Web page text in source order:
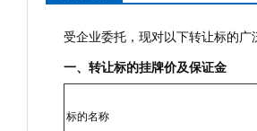
受企业委托，现对以下转让标的
一、转让标的挂牌价及保证金
标的名称